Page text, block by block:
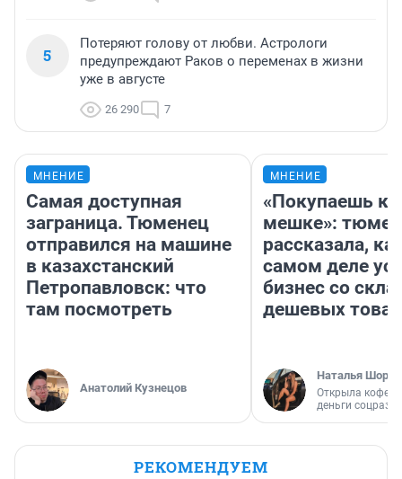
5
Потеряют голову от любви. Астрологи
предупреждают Раков о переменах в жизни
уже в августе
26 290 7
МНЕНИЕ
Самая доступная
заграница. Тюменец
отправился на машине
в казахстанский
Петропавловск: что
там посмотреть
Анатолий Кузнецов
МНЕНИЕ
«Покупаешь
мешке»:
рассказала,
самом деле
бизнес со
дешевых
Наталья
Открыла
деньги
РЕКОМЕНДУЕМ